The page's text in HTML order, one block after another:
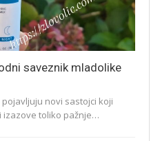
saveznik mladolike
novi sastojci koji
izazove toliko pažnje…